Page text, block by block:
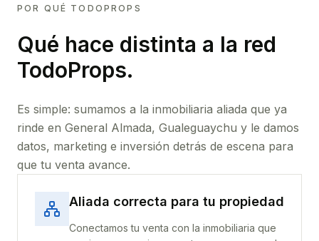
POR QUÉ TODOPROPS
Qué hace distinta a la red
TodoProps.
Es simple: sumamos a la inmobiliaria aliada que ya
rinde en General Almada, Gualeguaychu y le damos
datos, marketing e inversión detrás de escena para
que tu venta avance.
Aliada correcta para tu propiedad
Conectamos tu venta con la inmobiliaria que